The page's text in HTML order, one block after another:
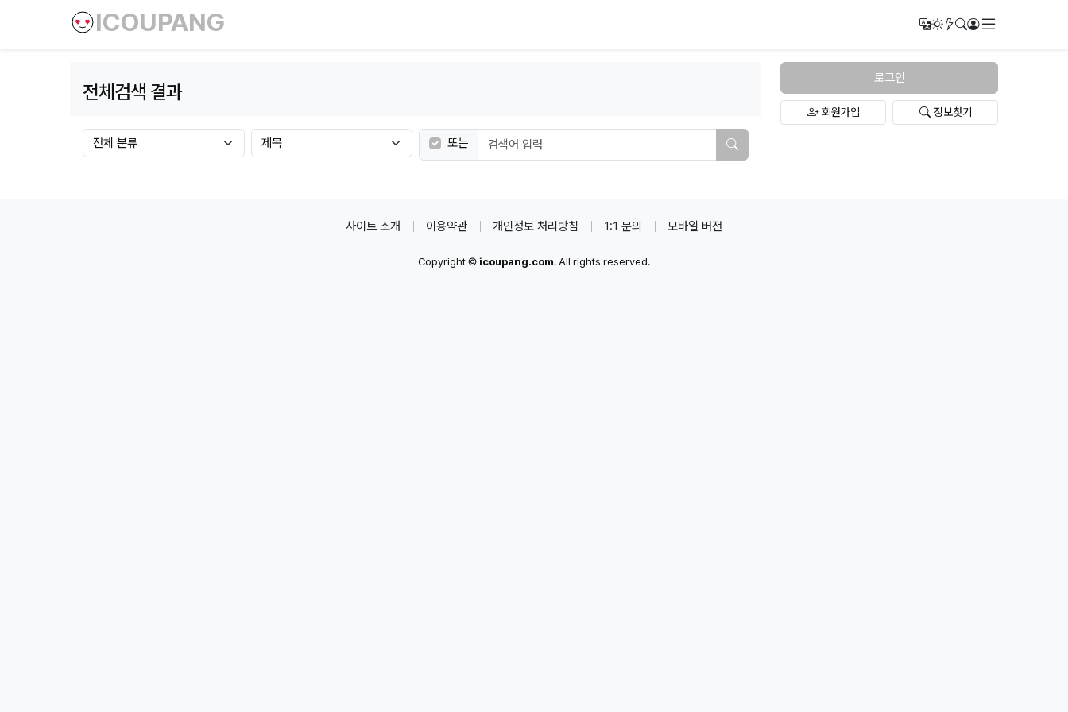
ICOUPANG 번역다크모드
새글/새댓글
검색로그인
전체검색 결과
게시판그룹 검색조건 검색어필수
또는
검색하기
로그인
회원가입 정보찾기
사이트 소개 이용약관 개인정보 처리방침 1:1 문의 모바일 버전
Copyright ©icoupang.com. All rights reserved.